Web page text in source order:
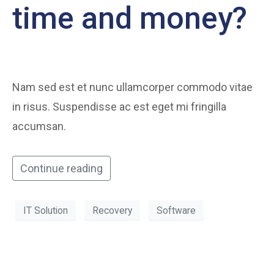
time and money?
Nam sed est et nunc ullamcorper commodo vitae
in risus. Suspendisse ac est eget mi fringilla
accumsan.
Continue reading
IT Solution Recovery Software